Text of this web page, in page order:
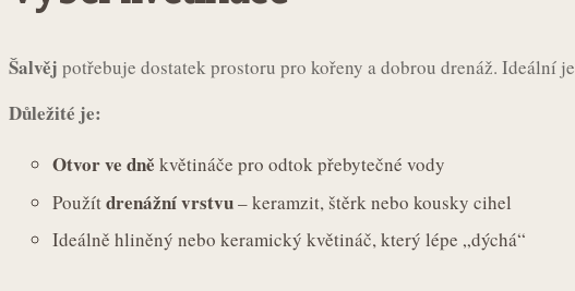
Šalvěj potřebuje dostatek prostoru pro kořeny a dobrou drenáž. Ideální je
Důležité je:
Otvor ve dně květináče pro odtok přebytečné vody
Použítdrenážní vrstvu– keramzit, štěrk nebo kousky cihel
Ideálně hliněný nebo keramický květináč, který lépe „dýchá“